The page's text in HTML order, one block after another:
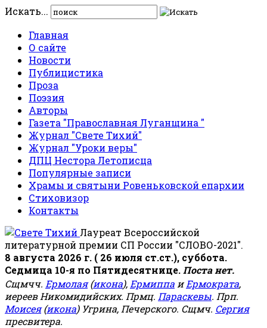
Искать...
Главная
О сайте
Новости
Публицистика
Проза
Поэзия
Авторы
Газета "Православная Луганщина "
Журнал "Свете Тихий"
Журнал "Уроки веры"
ДПЦ Нестора Летописца
Популярные записи
Храмы и святыни Ровеньковской епархии
Стиховизор
Контакты
Лауреат Всероссийской
литературной премии СП России "СЛОВО-2021".
8 августа 2026 г. ( 26 июля ст.ст.), суббота.
Седмица 10-я по Пятидесятнице. Поста нет.
Сщмчч. Ермолая(икона), Ермиппа иЕрмократа,
иереев Никомидийских. Прмц. Параскевы. Прп.
Моисея(икона) Угрина, Печерского. Сщмч. Сергия
пресвитера.